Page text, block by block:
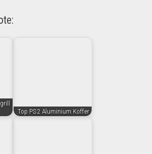
Top PS2 Aluminium Koffer